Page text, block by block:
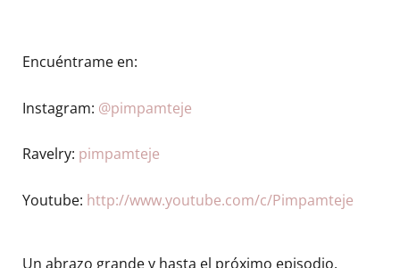
Encuéntrame en:
Instagram: @pimpamteje
Ravelry: pimpamteje
Youtube: http://www.youtube.com/c/Pimpamteje
Un abrazo grande y hasta el próximo episodio.